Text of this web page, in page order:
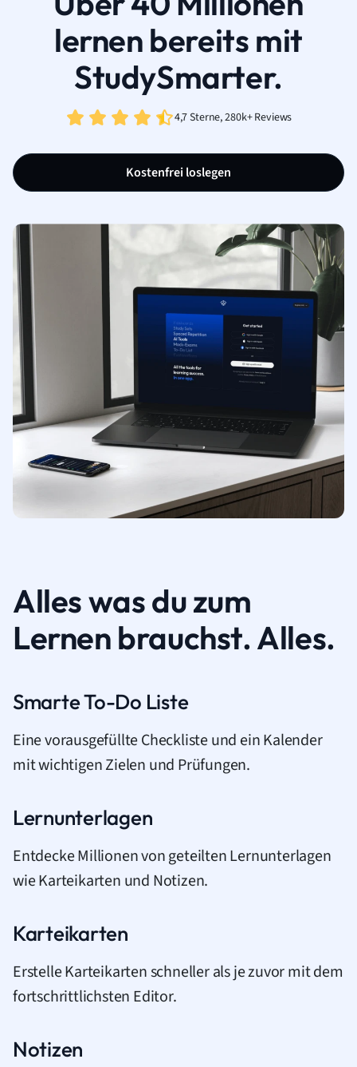
lernen bereits mit
StudySmarter.
4,7 Sterne, 280k+ Reviews
Kostenfrei loslegen
Alles was du zum
Lernen brauchst. Alles.
Smarte To-Do Liste
Eine vorausgefüllte Checkliste und ein Kalender
mit wichtigen Zielen und Prüfungen.
Lernunterlagen
Entdecke Millionen von geteilten Lernunterlagen
wie Karteikarten und Notizen.
Karteikarten
Erstelle Karteikarten schneller als je zuvor mit dem
fortschrittlichsten Editor.
Notizen